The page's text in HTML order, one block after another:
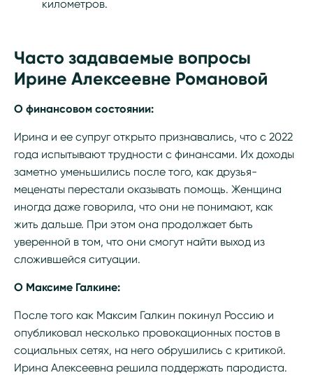
километров.
Часто задаваемые вопросы
Ирине Алексеевне Романовой
О финансовом состоянии:
Ирина и ее супруг открыто признавались, что с 2022
года испытывают трудности с финансами. Их доходы
заметно уменьшились после того, как друзья-
меценаты перестали оказывать помощь. Женщина
иногда даже говорила, что они не понимают, как
жить дальше. При этом она продолжает быть
уверенной в том, что они смогут найти выход из
сложившейся ситуации.
О Максиме Галкине:
После того как Максим Галкин покинул Россию и
опубликовал несколько провокационных постов в
социальных сетях, на него обрушились с критикой.
Ирина Алексеевна решила поддержать пародиста.